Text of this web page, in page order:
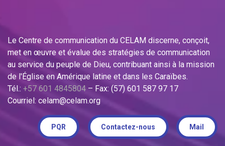
Le Centre de communication du CELAM discerne, conçoit,
met en œuvre et évalue des stratégies de communication
au service du peuple de Dieu, contribuant ainsi à la mission
de l'Église en Amérique latine et dans les Caraïbes.
Tél.: +57 601 4845804 – Fax: (57) 601 587 97 17
Courriel: celam@celam.org
PQR Contactez-nous Mail